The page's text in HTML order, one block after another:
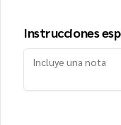
Mi cuenta
Iniciar sesión
Instrucciones